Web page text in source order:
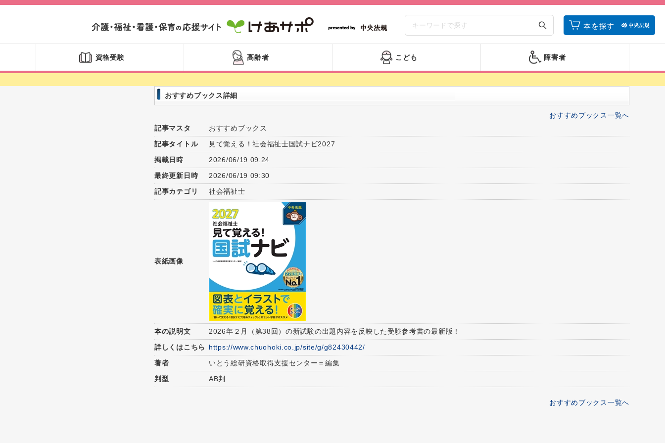
本を探す
資格受験 高齢者 こども 障害者
おすすめブックス詳細
おすすめブックス一覧へ
記事マスタ
おすすめブックス
記事タイトル
見て覚える！社会福祉士国試ナビ2027
掲載日時
2026/06/19 09:24
最終更新日時
2026/06/19 09:30
記事カテゴリ
社会福祉士
表紙画像
本の説明文
2026年２月（第38回）の新試験の出題内容を反映した受験参考書の最新版！
詳しくはこちら
https://www.chuohoki.co.jp/site/g/g82430442/
著者
いとう総研資格取得支援センター＝編集
判型
AB判
おすすめブックス一覧へ